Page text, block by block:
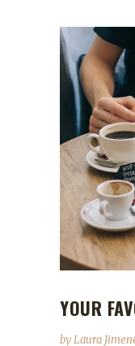
YOUR
byLaura